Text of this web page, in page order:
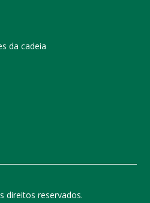
da cadeia
direitos reservados.